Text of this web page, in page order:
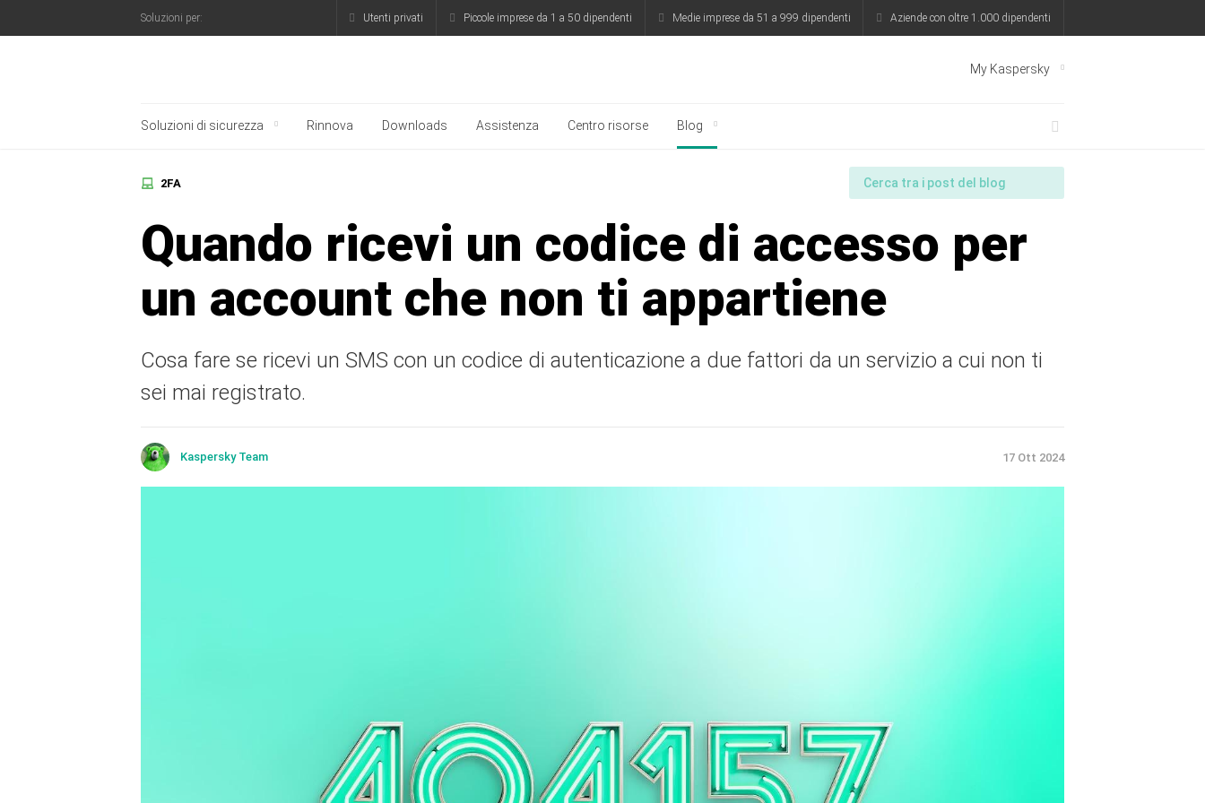
Soluzioni per: Utenti privati Piccole imprese da 1 a 50 dipendenti Medie imprese da 51 a 999 dipendenti Aziende con oltre 1.000 dipendenti
My Kaspersky
Soluzioni di sicurezza Rinnova Downloads Assistenza Centro risorse Blog
2FA
Quando ricevi un codice di accesso per
un account che non ti appartiene
Cosa fare se ricevi un SMS con un codice di autenticazione a due fattori da un servizio a cui non ti
sei mai registrato.
Kaspersky Team 17 Ott 2024